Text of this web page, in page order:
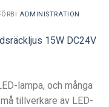
ADMINISTRATION
lampa, och många
tillverkare av LED-